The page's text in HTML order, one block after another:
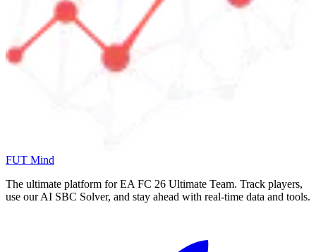
FUT Mind
The ultimate platform for EA FC 26 Ultimate Team. Track players,
use our AI SBC Solver, and stay ahead with real-time data and tools.